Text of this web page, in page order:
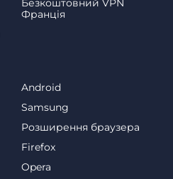
Android
Samsung
Розширення браузера
Firefox
Opera
Безкоштовний VPN
Франція